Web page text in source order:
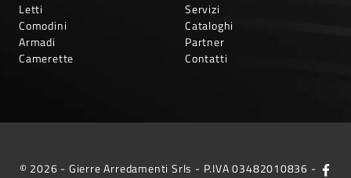
Letti
Comodini
Armadi
Camerette
Servizi
Cataloghi
Partner
Contatti
© 2026 - Gierre Arredamenti Srls - P.IVA 03482010836 -